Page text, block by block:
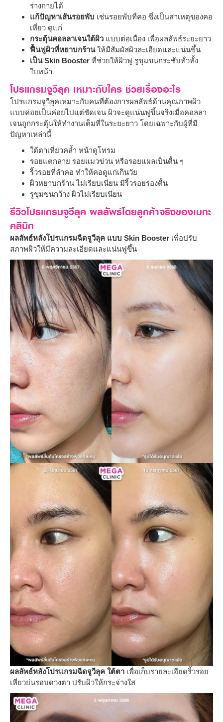
ร่างกายได้
แก้ปัญหาเส้นรอยพับ เช่นรอยพับที่คอ ซึ่งเป็นสาเหตุของคอ
เหี่ยว ดูแก่
กระตุ้นคอลลาเจนใต้ผิว แบบต่อเนื่อง เพื่อผลลัพธ์ระยะยาว
ฟื้นฟูผิวที่หยาบกร้านให้มีสัมผัสผิวละเอียดและแน่นขึ้น
เป็น Skin Booster ที่ช่วยให้ผิวฟู รูขุมขนกระชับทั่วทั้ง
ใบหน้า
โปรแกรมจูวีลุค เหมาะกับใคร ช่วยเรื่องอะไร
โปรแกรมจูวีลุคเหมาะกับคนที่ต้องการผลลัพธ์ด้านคุณภาพผิว
แบบค่อยเป็นค่อยไปแต่ชัดเจน ผิวจะดูแน่นฟูขึ้นจริงเมื่อคอลลา
เจนถูกกระตุ้นให้ทำงานเต็มที่ในระยะยาว โดยเฉพาะกับผู้ที่มี
ปัญหาเหล่านี้
ใต้ตาเหี่ยวคล้ำ หน้าดูโทรม
รอยแตกลาย รอยแมวข่วน หรือรอยแผลเป็นตื้น ๆ
ริ้วรอยที่ลำคอ ทำให้คอดูแก่เกินวัย
ผิวหยาบกร้าน ไม่เรียบเนียน มีริ้วรอยร่องตื้น
รูขุมขนกว้าง ผิวไม่เรียบเนียน
รีวิวโปรแกรมจูวีลุค ผลลัพธ์โดยลูกค้าจริงของเมกะ
คลินิก
ผลลัพธ์หลังโปรแกรมฉีดจูวีลุค แบบ Skin Booster เพื่อปรับ
สภาพผิวให้มีความละเอียดและแน่นฟูขึ้น
ผลลัพธ์หลังโปรแกรมฉีดจูวีลุค ใต้ตา เพื่อเก็บรายละเอียดริ้วรอย
เหี่ยวย่นรอบดวงตา ปรับผิวให้กระจ่างใส